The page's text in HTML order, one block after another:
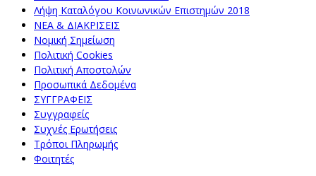
Λήψη Καταλόγου Κοινωνικών Επιστημών 2018
ΝΕΑ & ΔΙΑΚΡΙΣΕΙΣ
Νομική Σημείωση
Πολιτική Cookies
Πολιτική Αποστολών
Προσωπικά Δεδομένα
ΣΥΓΓΡΑΦΕΙΣ
Συγγραφείς
Συχνές Ερωτήσεις
Τρόποι Πληρωμής
Φοιτητές